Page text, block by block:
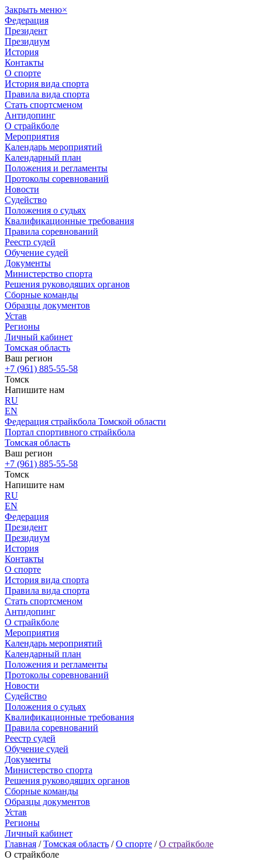
Закрыть меню×
Федерация
Президент
Президиум
История
Контакты
О спорте
История вида спорта
Правила вида спорта
Стать спортсменом
Антидопинг
О страйкболе
Мероприятия
Календарь мероприятий
Календарный план
Положения и регламенты
Протоколы соревнований
Новости
Судейство
Положения о судьях
Квалификационные требования
Правила соревнований
Реестр судей
Обучение судей
Документы
Министерство спорта
Решения руководящих органов
Сборные команды
Образцы документов
Устав
Регионы
Личный кабинет
Томская область
Ваш регион
+7 (961) 885-55-58
Томск
Напишите нам
RU
EN
Федерация страйкбола Томской области
Портал спортивного страйкбола
Томская область
Ваш регион
+7 (961) 885-55-58
Томск
Напишите нам
RU
EN
Федерация
Президент
Президиум
История
Контакты
О спорте
История вида спорта
Правила вида спорта
Стать спортсменом
Антидопинг
О страйкболе
Мероприятия
Календарь мероприятий
Календарный план
Положения и регламенты
Протоколы соревнований
Новости
Судейство
Положения о судьях
Квалификационные требования
Правила соревнований
Реестр судей
Обучение судей
Документы
Министерство спорта
Решения руководящих органов
Сборные команды
Образцы документов
Устав
Регионы
Личный кабинет
Главная / Томская область / О спорте / О страйкболе
О страйкболе